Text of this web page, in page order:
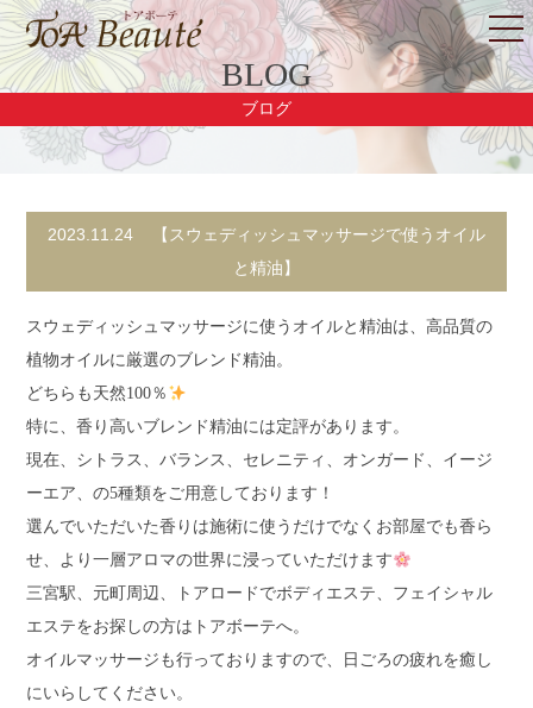
BLOG
ブログ
2023.11.24
【スウェディッシュマッサージで使うオイル
と精油】
スウェディッシュマッサージに使うオイルと精油は、高品質の
植物オイルに厳選のブレンド精油。
どちらも天然100％
特に、香り高いブレンド精油には定評があります。
現在、シトラス、バランス、セレニティ、オンガード、イージ
ーエア、の5種類をご用意しております！
選んでいただいた香りは施術に使うだけでなくお部屋でも香ら
せ、より一層アロマの世界に浸っていただけます
三宮駅、元町周辺、トアロードでボディエステ、フェイシャル
エステをお探しの方はトアボーテへ。
オイルマッサージも行っておりますので、日ごろの疲れを癒し
にいらしてください。